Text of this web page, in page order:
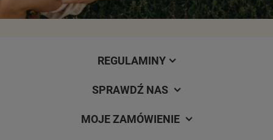
REGULAMINY
SPRAWDŹ NAS
MOJE ZAMÓWIENIE